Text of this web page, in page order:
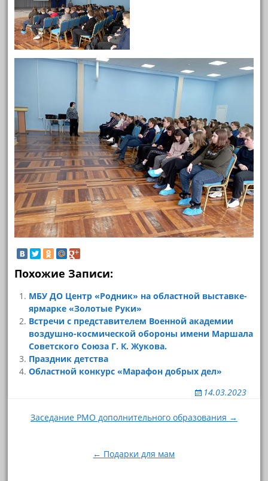
Похожие Записи:
МБУ ДО Центр «Родник» на областной выставке-
ярмарке «Золотые Руки»
Встречи с представителем Военной академии
воздушно-космической обороны имени Маршала
Советского Союза Г. К. Жукова.
Праздник детства
Областной конкурс «Марафон добрых дел»
14.03.2023
Навигация
Заседание РМО дополнительного образования →
← Подарки для мам